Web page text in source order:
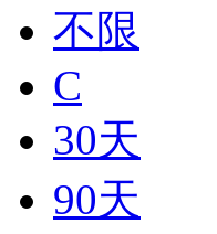
不限
C
30天
90天